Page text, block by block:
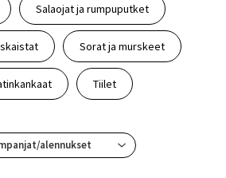
Salaojat ja rumpuputket
Sorat ja murskeet
Tiilet